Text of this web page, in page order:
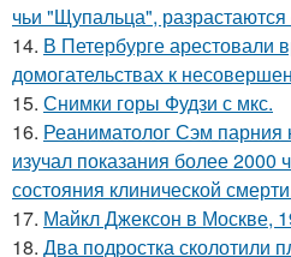
чьи "Щупальца", разрастаются
14. В Петербурге арестовали
домогательствах к
15. Снимки горы Фудзи с мкс.
16. Реаниматолог Сэм парния
изучал показания более 2000
состояния клинической
17. Майкл Джексон в Москве,
18. Два подростка сколотили